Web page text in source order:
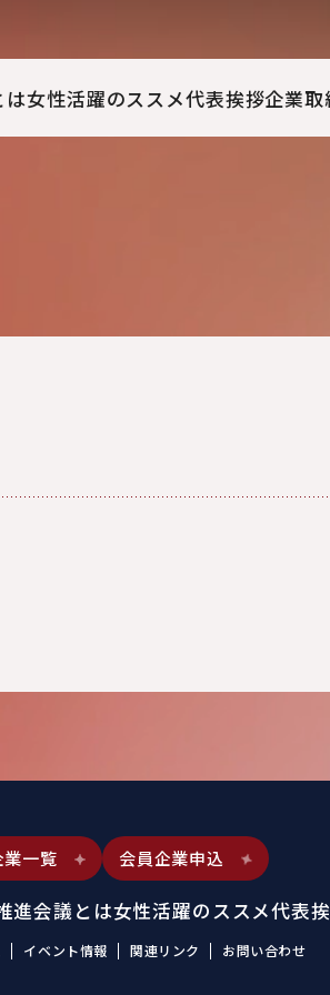
は女性活躍のススメ代表挨拶企業取
業一覧 会員企業申込
進会議とは女性活躍のススメ代表
イベント情報 関連リンク お問い合わせ